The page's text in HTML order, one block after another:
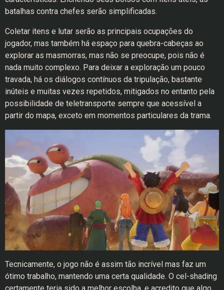
batalhas contra chefes serão simplificadas.
Coletar itens e lutar serão as principais ocupações do
jogador, mas também há espaço para quebra-cabeças ao
explorar as masmorras, mas não se preocupe, pois não é
nada muito complexo. Para deixar a exploração um pouco
travada, há os diálogos contínuos da tripulação, bastante
inúteis e muitas vezes repetidos, mitigados no entanto pela
possibilidade de teletransporte sempre que acessível a
partir do mapa, exceto em momentos particulares da trama.
Tecnicamente, o jogo não é assim tão incrível mas faz um
ótimo trabalho, mantendo uma certa qualidade. O cel-shading